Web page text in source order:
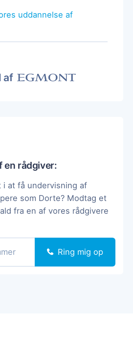
uddannelse af
af
en rådgiver:
i at få undervisning af
som Dorte? Modtag et
fra en af vores rådgivere
Ring mig op